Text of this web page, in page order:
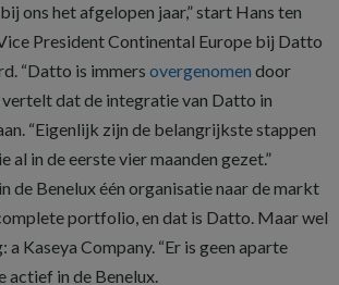
ons het afgelopen jaar,” start Hans ten
President Continental Europe bij Datto
“Datto is immers overgenomen door
vertelt dat de integratie van Datto in
“Eigenlijk zijn de belangrijkste stappen
al in de eerste vier maanden gezet.”
de Benelux één organisatie naar de markt
portfolio, en dat is Datto. Maar wel
Kaseya Company. “Er is geen aparte
actief in de Benelux.